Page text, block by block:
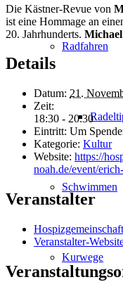
Radfahren
Schwimmen
Kurwege
Die Kästner-Revue von
ist eine Hommage an
20. Jahrhunderts.
Details
Datum: 21.
Zeit:
18:30 - 20:30
Eintritt: Um
Kategorie: Kultur
Website: https://
noah.de/event/
Veranstalter
Veranstalter-